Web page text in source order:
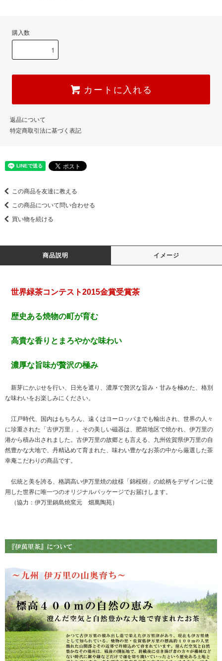
購入数
カートに入れる
返品について
特定商取引法に基づく表記
この商品を友達に教える
この商品について問い合わせる
買い物を続ける
商品説明 イメージ
世界緑茶コンテスト2015金賞受賞茶
歴史ある焼物の町が育む
高貴な香りとまろやかな味わい
濃厚な旨味が贅沢の極み
新芽にかぶせを行い、日光を遮り、濃厚で贅沢な旨み・甘みを極めた、格別
な味わいをお楽しみにください。
江戸時代、国内はもちろん、遠くはヨーロッパまでも輸出され、世界の人々
に珍重された「古伊万里」。その美しい磁器は、肥前地区で焼かれ、伊万里の
港から積み出されました。古伊万里の故郷とも言える、九州佐賀県伊万里の自
然豊かな大地で、丹精込めて育まれた、味わい豊かなお茶の中から厳選した茶
幸庵こだわりの商品です。
伝統と美を誇る、格調高い伊万里焼の紋様「錦桜樹」の絵柄をデザインに使
用した世界に唯一つのオリジナルパッケージでお届けします。
（協力：伊万里鍋島焼窯元 畑萬陶苑）